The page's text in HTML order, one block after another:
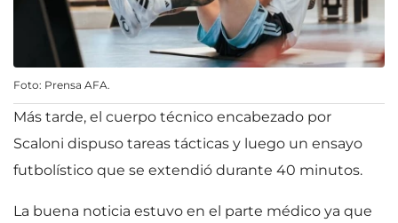
Foto: Prensa AFA.
Más tarde, el cuerpo técnico encabezado por
Scaloni dispuso tareas tácticas y luego un ensayo
futbolístico que se extendió durante 40 minutos.
La buena noticia estuvo en el parte médico ya que